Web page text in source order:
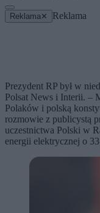
Reklama ✕ Reklama
Prezydent RP był w
Polsat News i Interii. –
Polaków i polską
rozmowie z publicystą
uczestnictwa Polski w
energii elektrycznej o